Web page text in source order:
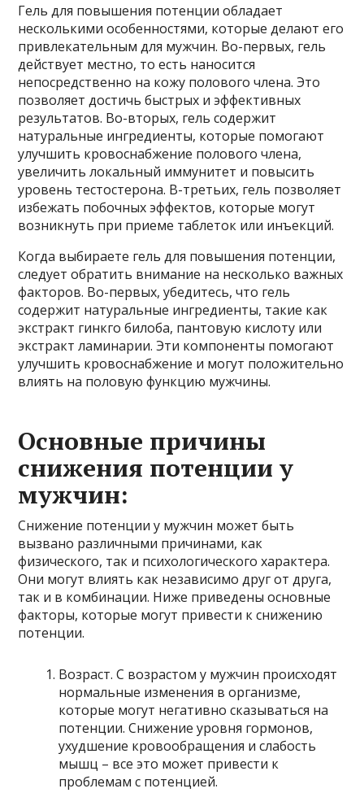
Гель для повышения потенции обладает
несколькими особенностями, которые делают его
привлекательным для мужчин. Во-первых, гель
действует местно, то есть наносится
непосредственно на кожу полового члена. Это
позволяет достичь быстрых и эффективных
результатов. Во-вторых, гель содержит
натуральные ингредиенты, которые помогают
улучшить кровоснабжение полового члена,
увеличить локальный иммунитет и повысить
уровень тестостерона. В-третьих, гель позволяет
избежать побочных эффектов, которые могут
возникнуть при приеме таблеток или инъекций.
Когда выбираете гель для повышения потенции,
следует обратить внимание на несколько важных
факторов. Во-первых, убедитесь, что гель
содержит натуральные ингредиенты, такие как
экстракт гинкго билоба, пантовую кислоту или
экстракт ламинарии. Эти компоненты помогают
улучшить кровоснабжение и могут положительно
влиять на половую функцию мужчины.
Основные причины
снижения потенции у
мужчин:
Снижение потенции у мужчин может быть
вызвано различными причинами, как
физического, так и психологического характера.
Они могут влиять как независимо друг от друга,
так и в комбинации. Ниже приведены основные
факторы, которые могут привести к снижению
потенции.
Возраст. С возрастом у мужчин происходят
нормальные изменения в организме,
которые могут негативно сказываться на
потенции. Снижение уровня гормонов,
ухудшение кровообращения и слабость
мышц – все это может привести к
проблемам с потенцией.